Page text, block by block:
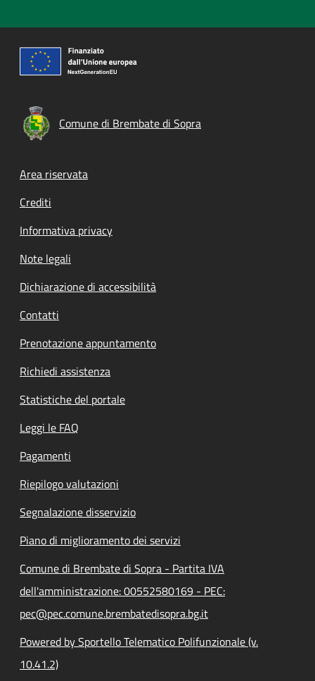
Comune di Brembate di Sopra
Footer menu
Area riservata
Crediti
Informativa privacy
Note legali
Dichiarazione di accessibilità
Contatti
Prenotazione appuntamento
Richiedi assistenza
Statistiche del portale
Leggi le FAQ
Pagamenti
Riepilogo valutazioni
Segnalazione disservizio
Piano di miglioramento dei servizi
Comune di Brembate di Sopra - Partita IVA
dell'amministrazione: 00552580169 - PEC:
pec@pec.comune.brembatedisopra.bg.it
Powered by Sportello Telematico Polifunzionale (v.
10.41.2)